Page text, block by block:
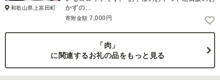
和歌山県上富田町
かずの…
寄附金額 7,000円
「肉」
に関連するお礼の品をもっと見る